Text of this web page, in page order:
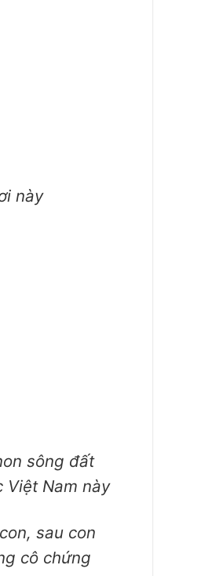
này
sông đất
Việt Nam này
sau con
cô chứng